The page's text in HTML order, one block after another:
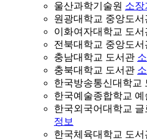
울산과학기술원 소장
원광대학교 중앙도서
이화여자대학교 도서
전북대학교 중앙도서
충남대학교 도서관
충북대학교 도서관
한국방송통신대학교
한국예술종합학교
한국외국어대학교
정보
한국체육대학교 도서